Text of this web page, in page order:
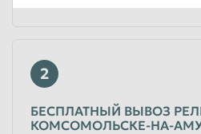
2
БЕСПЛАТНЫЙ ВЫВОЗ
КОМСОМОЛЬСКЕ-НА-